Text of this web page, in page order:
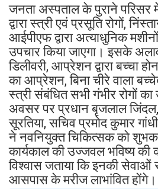
जनता अस्पताल के पुराने परिसर
द्वारा स्त्री एवं प्रसूति रोगों,
आईपीएफ द्वारा अत्याधुनिक
उपचार किया जाएगा। इसके
डिलीवरी, आप्रेशन द्वारा बच्चा
का आप्रेशन, बिना चीरे वाला
स्त्री संबंधित सभी गंभीर रोगों
अवसर पर प्रधान बृजलाल
सूरतिया, सचिव प्रमोद कुमार
ने नवनियुक्त चिकित्सक को
कार्यकाल की उज्जवल भविष्य की
विश्वास जताया कि इनकी सेवाओं
आसपास के मरीज लाभांवित होंगे।